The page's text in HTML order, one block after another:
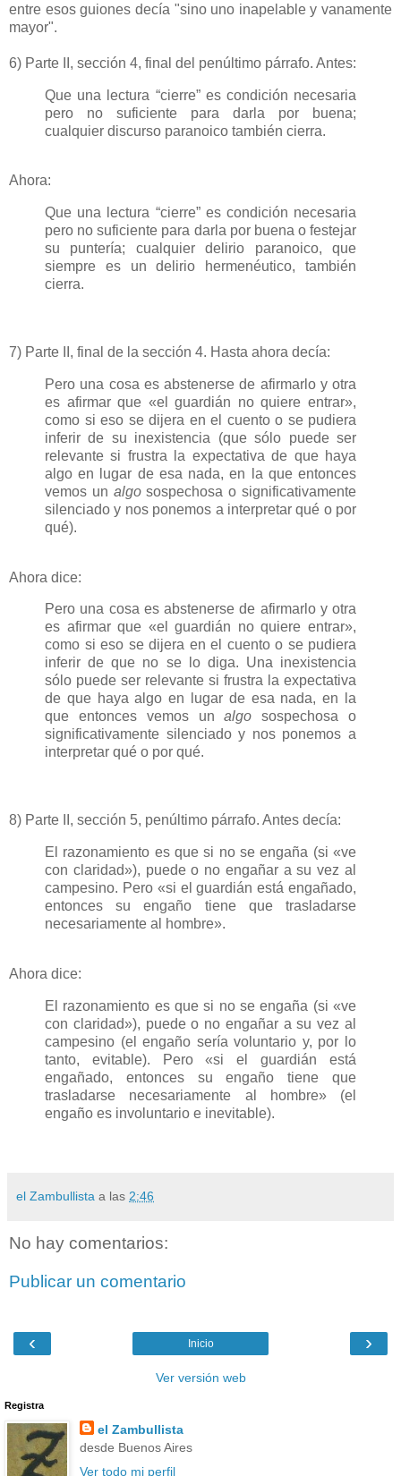
entre esos guiones decía "sino uno inapelable y vanamente
mayor".
6) Parte II, sección 4, final del penúltimo párrafo. Antes:
Que una lectura “cierre” es condición necesaria
pero no suficiente para darla por buena;
cualquier discurso paranoico también cierra.
Ahora:
Que una lectura “cierre” es condición necesaria
pero no suficiente para darla por buena o festejar
su puntería; cualquier delirio paranoico, que
siempre es un delirio hermenéutico, también
cierra.
7) Parte II, final de la sección 4. Hasta ahora decía:
Pero una cosa es abstenerse de afirmarlo y otra
es afirmar que «el guardián no quiere entrar»,
como si eso se dijera en el cuento o se pudiera
inferir de su inexistencia (que sólo puede ser
relevante si frustra la expectativa de que haya
algo en lugar de esa nada, en la que entonces
vemos un algosospechosa o significativamente
silenciado y nos ponemos a interpretar qué o por
qué).
Ahora dice:
Pero una cosa es abstenerse de afirmarlo y otra
es afirmar que «el guardián no quiere entrar»,
como si eso se dijera en el cuento o se pudiera
inferir de que no se lo diga. Una inexistencia
sólo puede ser relevante si frustra la expectativa
de que haya algo en lugar de esa nada, en la
que entonces vemos unalgo sospechosa o
significativamente silenciado y nos ponemos a
interpretar qué o por qué.
8) Parte II, sección 5, penúltimo párrafo. Antes decía:
El razonamiento es que si no se engaña (si «ve
con claridad»), puede o no engañar a su vez al
campesino. Pero «si el guardián está engañado,
entonces su engaño tiene que trasladarse
necesariamente al hombre».
Ahora dice:
El razonamiento es que si no se engaña (si «ve
con claridad»), puede o no engañar a su vez al
campesino (el engaño sería voluntario y, por lo
tanto, evitable). Pero «si el guardián está
engañado, entonces su engaño tiene que
trasladarse necesariamente al hombre» (el
engaño es involuntario e inevitable).
el Zambullista a las 2:46
No hay comentarios:
Publicar un comentario
‹ ›
Inicio
Ver versión web
Registra
el Zambullista
desde Buenos Aires
Ver todo mi perfil